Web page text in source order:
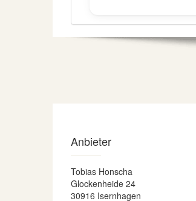
Anbieter
Tobias Honscha
Glockenheide 24
30916 Isernhagen